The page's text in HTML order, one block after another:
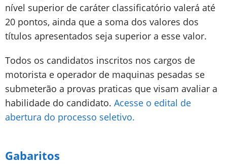
nível superior de caráter classificatório valerá até
20 pontos, ainda que a soma dos valores dos
títulos apresentados seja superior a esse valor.
Todos os candidatos inscritos nos cargos de
motorista e operador de maquinas pesadas se
submeterão a provas praticas que visam avaliar a
habilidade do candidato. Acesse o edital de
abertura do processo seletivo.
Gabaritos